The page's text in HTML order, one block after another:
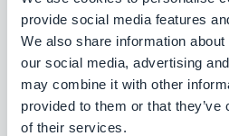
provide social media features
We also share information
our social media, advertising
may combine it with other
provided to them or that
of their services.
Voilà pourquoi c'est la
d'exploiter la couche agent :
croissance d'un portefeuille,
par le nombre de